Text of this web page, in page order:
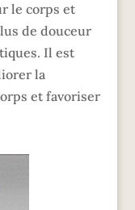
le corps et
de douceur
Il est
la
et favoriser